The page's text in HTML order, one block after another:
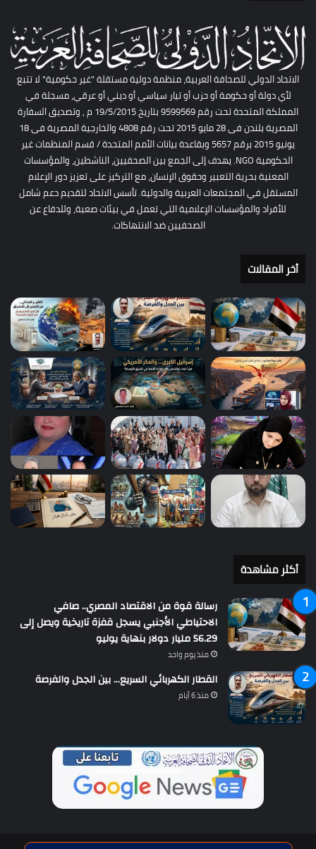
الاتحاد الدولي للصحافة العربية، منظمة دولية مستقلة "غير حكومية" لا تتبع
لأي دولة أو حكومة أو حزب أو تيار سياسي أو ديني أو عرقي، مسجلة في
المملكة المتحدة تحت رقم 9599569 بتاريخ 19/5/2015 م , وتصديق السفارة
المصرية بلندن فى 28 مايو 2015 تحت رقم 4808 والخارجية المصرية فى 18
يونيو 2015 برقم 5657 وبقاعدة بيانات الأمم المتحدة / قسم المنظمات غير
الحكومية NGO. يهدف إلى الجمع بين الصحفيين، الناشطين، والمؤسسات
المعنية بحرية التعبير وحقوق الإنسان، مع التركيز على تعزيز دور الإعلام
المستقل في المجتمعات العربية والدولية. تأسس الاتحاد لتقديم دعم شامل
للأفراد والمؤسسات الإعلامية التي تعمل في بيئات صعبة، وللدفاع عن
الصحفيين ضد الانتهاكات.
أخر المقالات
أكثر مشاهدة
رسالة قوة من الاقتصاد المصري.. صافي
الاحتياطي الأجنبي يسجل قفزة تاريخية ويصل إلى
56.29 مليار دولار بنهاية يوليو
منذ يوم واحد
القطار الكهربائي السريع… بين الجدل والفرصة
منذ 6 أيام